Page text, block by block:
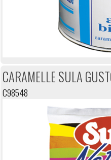
CARAMELLE SULA
C98548